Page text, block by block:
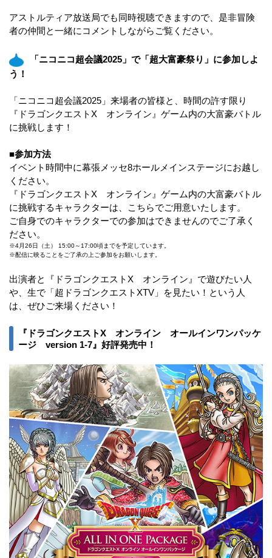
アストルティア放送局でも同時視聴できますので、是非冒険
者の仲間と一緒にコメントしながらご覧ください。
「ニコニコ超会議2025」で「超大富豪祭り」に参加しよ
う！
「ニコニコ超会議2025」来場者の皆様と、時間の許す限り
『ドラゴンクエストX オンライン』ゲーム内の大富豪バトル
に挑戦します！
■参加方法
イベント時間中に幕張メッセ8ホールメインステージにお越し
ください。
『ドラゴンクエストX オンライン』ゲーム内の大富豪バトル
に挑戦するキャラクターは、こちらでご用意いたします。
ご自身でのキャラクターでの参加はできませんのでご了承く
ださい。
※4月26日（土） 15:00～17:00頃までを予定しています。
※配信に映ることをご了承の上ご参加をお願いします。
出演者と『ドラゴンクエストX オンライン』で遊びたい人
や、生で「超ドラゴンクエストXTV」を見たい！という人
は、ぜひご来場ください！
『ドラゴンクエストX オンライン オールインワンパッケ
ージ version 1-7』好評発売中！